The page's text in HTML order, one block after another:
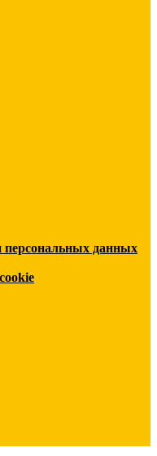
персональных данных